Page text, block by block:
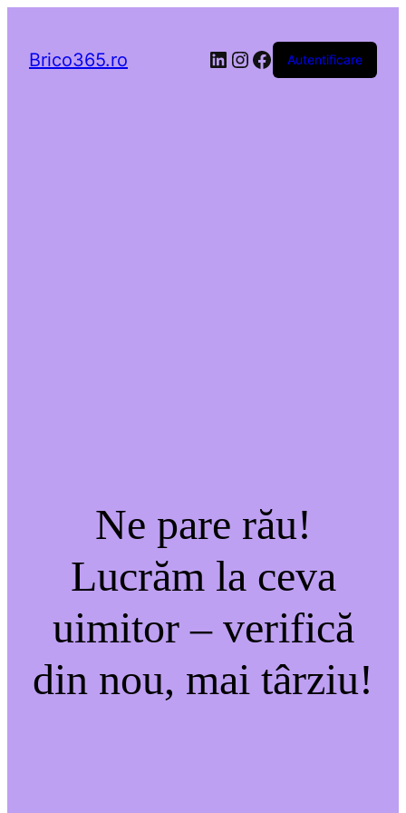
Brico365.ro LinkedIn
Instagram
Facebook
Autentificare
Ne pare rău!
Lucrăm la ceva
uimitor – verifică
din nou, mai târziu!